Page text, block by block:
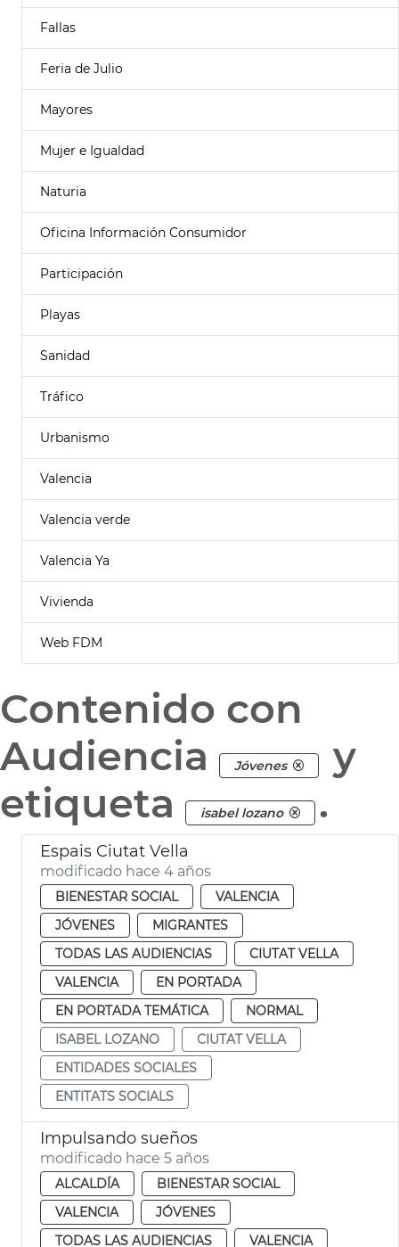
Fallas
Feria de Julio
Mayores
Mujer e Igualdad
Naturia
Oficina Información Consumidor
Participación
Playas
Sanidad
Tráfico
Urbanismo
Valencia
Valencia verde
Valencia Ya
Vivienda
Web FDM
Contenido con
Audiencia
Jóvenes
y
etiqueta
isabel lozano .
Espais Ciutat Vella
modificado hace 4 años
BIENESTAR SOCIAL
VALENCIA
JÓVENES
MIGRANTES
TODAS LAS AUDIENCIAS
CIUTAT VELLA
VALENCIA
EN PORTADA
EN PORTADA TEMÁTICA
NORMAL
ISABEL LOZANO
CIUTAT VELLA
ENTIDADES SOCIALES
ENTITATS SOCIALS
Impulsando sueños
modificado hace 5 años
ALCALDÍA
BIENESTAR SOCIAL
VALENCIA
JÓVENES
TODAS LAS AUDIENCIAS
VALENCIA